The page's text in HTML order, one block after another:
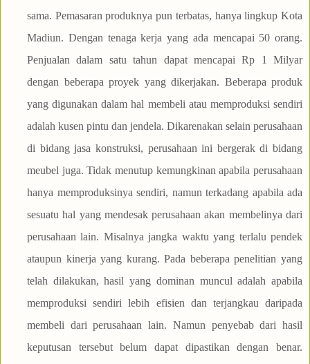
sama. Pemasaran produknya pun terbatas, hanya lingkup Kota
Madiun. Dengan tenaga kerja yang ada mencapai 50 orang.
Penjualan dalam satu tahun dapat mencapai Rp 1 Milyar
dengan beberapa proyek yang dikerjakan. Beberapa produk
yang digunakan dalam hal membeli atau memproduksi sendiri
adalah kusen pintu dan jendela. Dikarenakan selain perusahaan
di bidang jasa konstruksi, perusahaan ini bergerak di bidang
meubel juga. Tidak menutup kemungkinan apabila perusahaan
hanya memproduksinya sendiri, namun terkadang apabila ada
sesuatu hal yang mendesak perusahaan akan membelinya dari
perusahaan lain. Misalnya jangka waktu yang terlalu pendek
ataupun kinerja yang kurang. Pada beberapa penelitian yang
telah dilakukan, hasil yang dominan muncul adalah apabila
memproduksi sendiri lebih efisien dan terjangkau daripada
membeli dari perusahaan lain. Namun penyebab dari hasil
keputusan tersebut belum dapat dipastikan dengan benar.